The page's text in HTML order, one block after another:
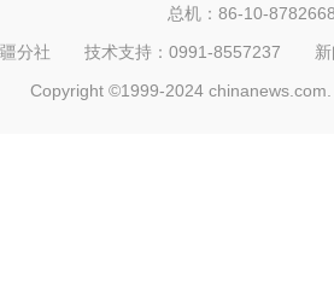
总机：86-10-
疆分社 技术支持：0991-8557237
Copyright ©1999-2024